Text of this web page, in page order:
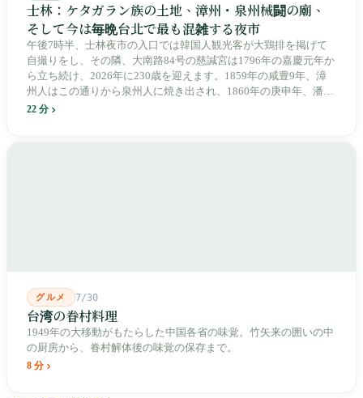
士林：ケタガラン族の土地、漳州・泉州械闘の廟、
そして今は毎晩台北で最も混雑する夜市
午後7時半、士林夜市の入口では韓国人観光客が大鶏排を掲げて
自撮りをし、その隣、大南路84号の慈諴宮は1796年の嘉慶元年か
ら立ち続け、2026年に230歳を迎えます。1859年の咸豊9年、漳
州人はこの通りから泉州人に焼き出され、1860年の庚申年、潘永
清は下樹林に大東路・大南路・大西路・大北路という四本の整然
22 分
グルメ 7/30
台湾の眷村料理
1949年の大移動がもたらした中国各省の味覚。竹矢来の囲いの中
の厨房から、眷村解体後の味覚の保存まで。
8 分